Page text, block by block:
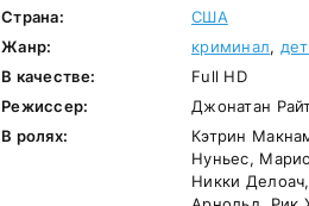
Страна:
США
Жанр:
криминал,
В качестве:
Full HD
Режиссер:
Джонатан
В ролях:
Кэтрин
Нуньес,
Никки